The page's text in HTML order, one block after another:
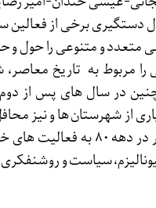
دستگیری برخی از
متعدد و متنوعی را حول و
را مربوط به تاریخ
در سال های پس از دوم
از شهرستان ها و نیز
دفتر در دهه ۸۰
سیاست و